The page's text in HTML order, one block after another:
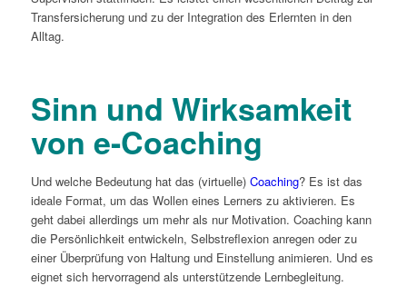
Transfersicherung und zu der Integration des Erlernten in den
Alltag.
Sinn und Wirksamkeit
von e-Coaching
Und welche Bedeutung hat das (virtuelle) Coaching? Es ist das
ideale Format, um das Wollen eines Lerners zu aktivieren. Es
geht dabei allerdings um mehr als nur Motivation. Coaching kann
die Persönlichkeit entwickeln, Selbstreflexion anregen oder zu
einer Überprüfung von Haltung und Einstellung animieren. Und es
eignet sich hervorragend als unterstützende Lernbegleitung.